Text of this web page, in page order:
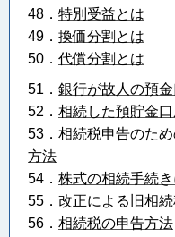
48． 特別受益とは
49． 換価分割とは
50． 代償分割とは
51． 銀行が故人の預
52． 相続した預貯金
53． 相続税申告のた
方法
54． 株式の相続手続
55． 改正による旧相
56． 相続税の申告方法